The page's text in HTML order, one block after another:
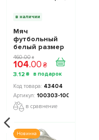
в наличии
Мяч
футбольный
белый размер
5 под
брендирование
рекламы
печать
логотипа
460.00 ₴
104.00 ₴
3.12 ₴
43404
100303-100
в сравнение
Новинка